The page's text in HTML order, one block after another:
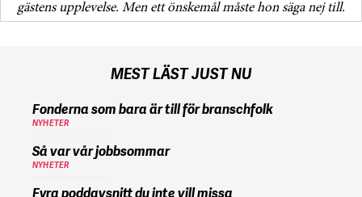
gästens upp­levelse. Men ett önskemål måste hon säga nej till.
MEST LÄST JUST NU
Fonderna som bara är till för branschfolk
NYHETER
Så var vår jobbsommar
NYHETER
Fyra poddavsnitt du inte vill missa